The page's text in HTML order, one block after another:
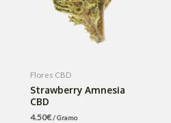
Flores CBD
Strawberry Amnesia
CBD
4.50€/ Gramo